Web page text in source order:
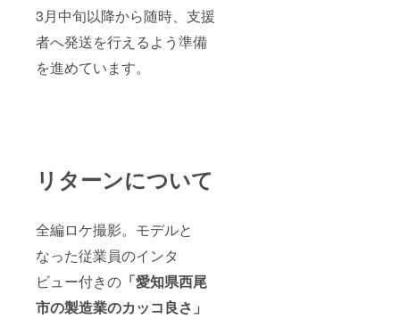
3月中旬以降から随時、支援
者へ発送を行えるよう準備
を進めています。
リターンについて
全編ロケ撮影。モデルと
なった従業員のインタ
ビュー付きの 「愛知県西尾
市の製造業のカッコ良さ」